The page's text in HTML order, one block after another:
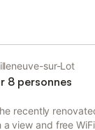
du silence,
aide aux soins
est à la
pédestres
Penne
dans le
sur-Lot
8 personnes
recently
view and free